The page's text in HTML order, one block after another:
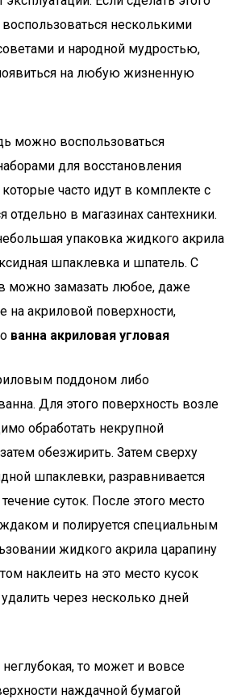
несколькими
и народной мудростью,
на любую жизненную
можно воспользоваться
для восстановления
часто идут в комплекте с
отдельно в магазинах сантехники.
упаковка жидкого акрила
шпаклевка и шпатель. С
можно замазать любое, даже
на акриловой поверхности,
ванна акриловая угловая
поддоном либо
Для этого поверхность возле
обработать некрупной
обезжирить. Затем сверху
шпаклевки, разравнивается
суток. После этого место
и полируется специальным
жидкого акрила царапину
наклеить на это место кусок
через несколько дней
то может и вовсе
наждачной бумагой